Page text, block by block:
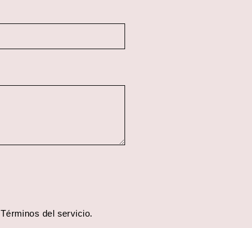
Términos del servicio.